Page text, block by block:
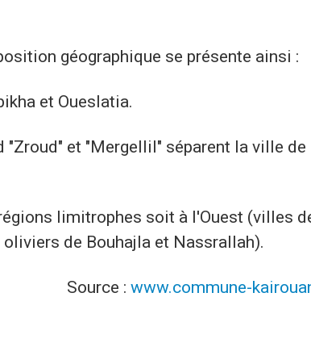
géographique se présente ainsi :
et Oueslatia.
"Zroud" et "Mergellil" séparent la ville de
limitrophes soit à l'Ouest (villes
de Bouhajla et Nassrallah).
Source :www.commune-